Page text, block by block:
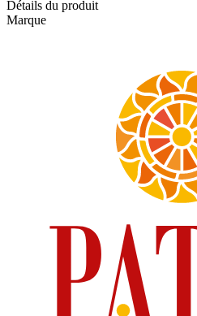
Détails du produit
Marque